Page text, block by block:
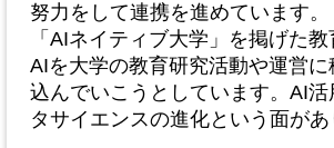
努力をして連携を進めています。
「AIネイティブ大学」を掲げた
AIを大学の教育研究活動や運営に
込んでいこうとしています。AI活
タサイエンスの進化という面があ